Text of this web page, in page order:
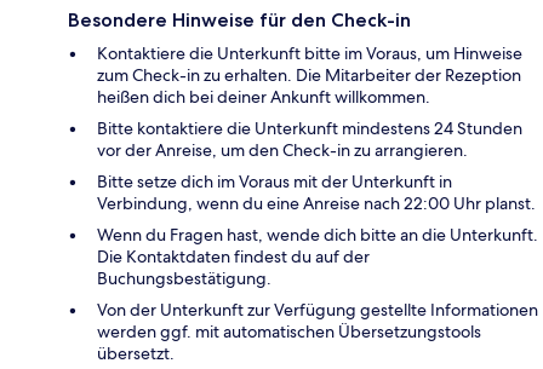
Besondere Hinweise für den Check-in
Kontaktiere die Unterkunft bitte im Voraus, um Hinweise
zum Check-in zu erhalten. Die Mitarbeiter der Rezeption
heißen dich bei deiner Ankunft willkommen.
Bitte kontaktiere die Unterkunft mindestens 24 Stunden
vor der Anreise, um den Check-in zu arrangieren.
Bitte setze dich im Voraus mit der Unterkunft in
Verbindung, wenn du eine Anreise nach 22:00 Uhr planst.
Wenn du Fragen hast, wende dich bitte an die Unterkunft.
Die Kontaktdaten findest du auf der
Buchungsbestätigung.
Von der Unterkunft zur Verfügung gestellte Informationen
werden ggf. mit automatischen Übersetzungstools
übersetzt.